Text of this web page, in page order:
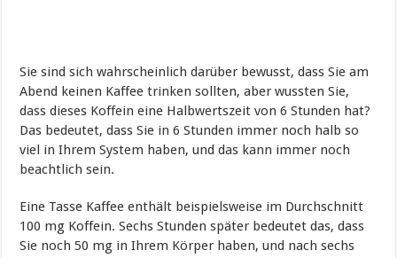
Sie sind sich wahrscheinlich darüber bewusst, dass Sie am
Abend keinen Kaffee trinken sollten, aber wussten Sie,
dass dieses Koffein eine Halbwertszeit von 6 Stunden hat?
Das bedeutet, dass Sie in 6 Stunden immer noch halb so
viel in Ihrem System haben, und das kann immer noch
beachtlich sein.
Eine Tasse Kaffee enthält beispielsweise im Durchschnitt
100 mg Koffein. Sechs Stunden später bedeutet das, dass
Sie noch 50 mg in Ihrem Körper haben, und nach sechs